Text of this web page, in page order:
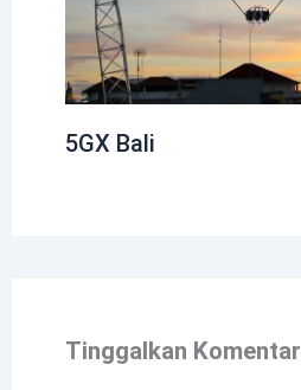
5GX Bali
Tinggalkan Komentar